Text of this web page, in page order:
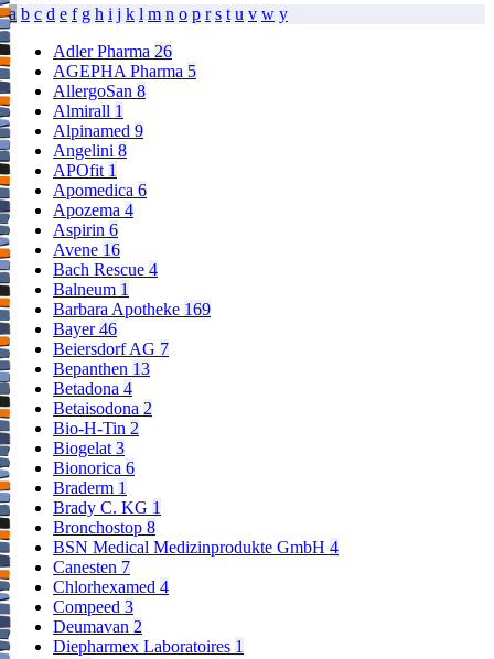
a b c d e f g h i j k l m n o p r s t u v w y
Adler Pharma 26
AGEPHA Pharma 5
AllergoSan 8
Almirall 1
Alpinamed 9
Angelini 8
APOfit 1
Apomedica 6
Apozema 4
Aspirin 6
Avene 16
Bach Rescue 4
Balneum 1
Barbara Apotheke 169
Bayer46
Beiersdorf AG 7
Bepanthen 13
Betadona 4
Betaisodona 2
Bio-H-Tin 2
Biogelat3
Bionorica 6
Braderm 1
Brady C. KG 1
Bronchostop 8
BSN Medical Medizinprodukte GmbH 4
Canesten 7
Chlorhexamed 4
Compeed 3
Deumavan 2
Diepharmex Laboratoires 1